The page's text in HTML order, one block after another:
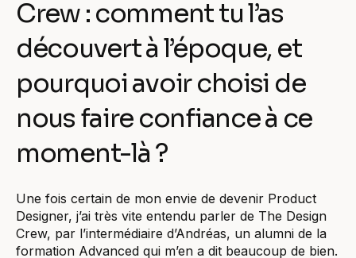
Crew : comment tu l’as
découvert à l’époque, et
pourquoi avoir choisi de
nous faire confiance à ce
moment-là ?
Une fois certain de mon envie de devenir Product
Designer, j’ai très vite entendu parler de The Design
Crew, par l’intermédiaire d’Andréas, un alumni de la
formation Advanced qui m’en a dit beaucoup de bien.